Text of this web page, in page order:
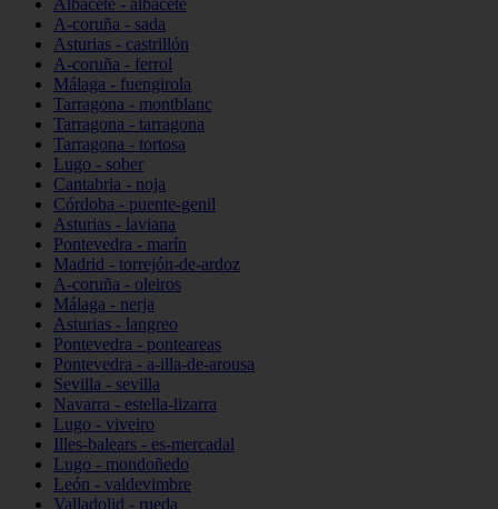
Albacete - albacete
A-coruña - sada
Asturias - castrillón
A-coruña - ferrol
Málaga - fuengirola
Tarragona - montblanc
Tarragona - tarragona
Tarragona - tortosa
Lugo - sober
Cantabria - noja
Córdoba - puente-genil
Asturias - laviana
Pontevedra - marín
Madrid - torrejón-de-ardoz
A-coruña - oleiros
Málaga - nerja
Asturias - langreo
Pontevedra - ponteareas
Pontevedra - a-illa-de-arousa
Sevilla - sevilla
Navarra - estella-lizarra
Lugo - viveiro
Illes-balears - es-mercadal
Lugo - mondoñedo
León - valdevimbre
Valladolid - rueda